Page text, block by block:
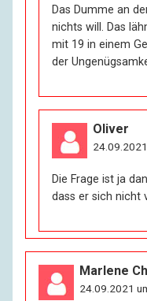
Das Dumme an
nichts will. Das
mit 19 in einem
der
Oliver
Die Frage ist ja
dass er sich nicht
Marlene
24.09.2021